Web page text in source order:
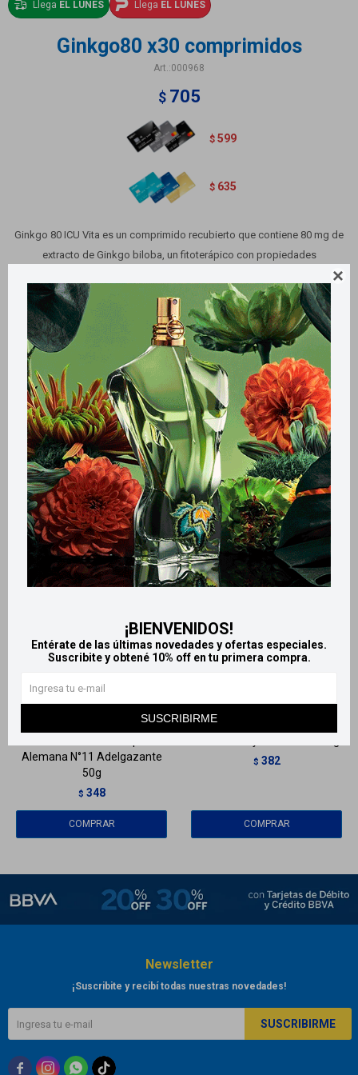

¡BIENVENIDOS!
Entérate de las últimas novedades y ofertas especiales.
Suscribite y obtené 10% off en tu primera compra.
SUSCRIBIRME
Llega EL LUNES Llega EL LUNES
Ginkgo80 x30 comprimidos
000968
$ 705
$ 599
$ 635
Ginkgo 80 ICU Vita es un comprimido recubierto que contiene 80 mg de
extracto de Ginkgo biloba, un fitoterápico con propiedades
vasodilatadoras y antiagregantes plaquetarias. Se utiliza en la prevención
y tratamiento del deterioro cognitivo
Métodos y costos de envío
Retiros gratuitos en tiendas
Productos que te pueden interesar
LlegaEL LUNES
Alemana N°11 Adelgazante
50g
$ 348
LlegaEL LUNES
$ 382
Newsletter
¡Suscribite y recibí todas nuestras novedades!
SUSCRIBIRME
  